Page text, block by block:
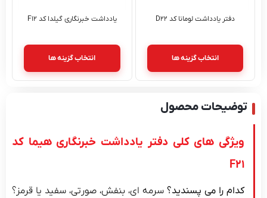
دفتر یادداشت لومانا کد D۲۲
انتخاب گزینه ها
یادداشت خبرنگاری گیلدا کد F۱۲
انتخاب گزینه ها
توضیحات محصول
ویژگی های کلی دفتر یادداشت خبرنگاری هیما کد
F21
کدام را می پسندید؟سرمه ای، بنفش، صورتی، سفید یا قرمز؟